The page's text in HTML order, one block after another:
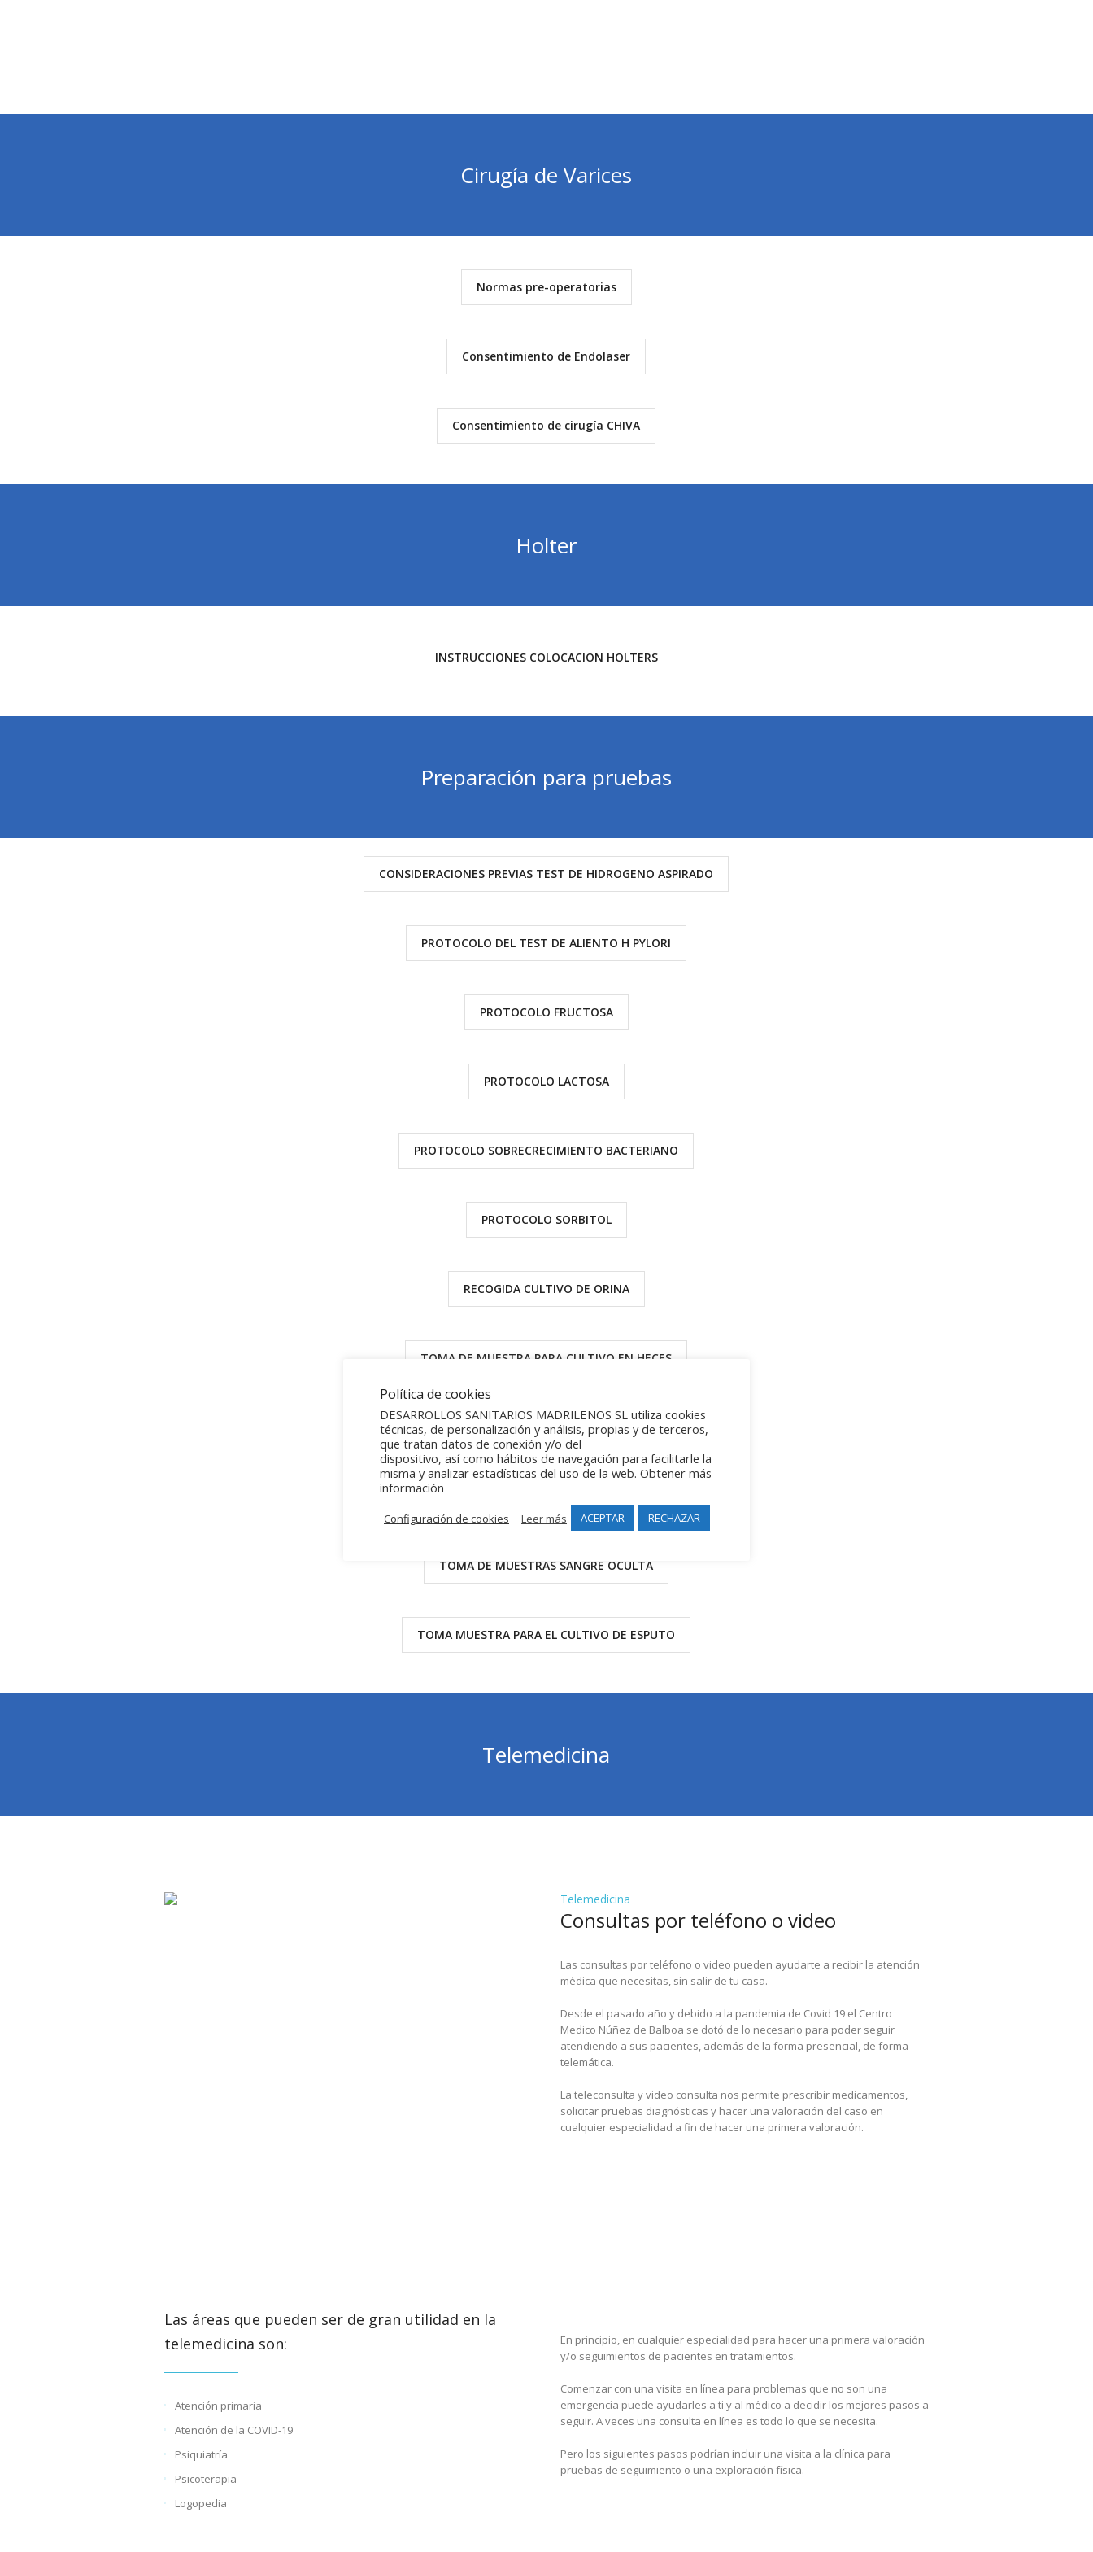
Cirugía de Varices
Normas pre-operatorias
Consentimiento de Endolaser
Consentimiento de cirugía CHIVA
Holter
INSTRUCCIONES COLOCACION HOLTERS
Preparación para pruebas
CONSIDERACIONES PREVIAS TEST DE HIDROGENO ASPIRADO
PROTOCOLO DEL TEST DE ALIENTO H PYLORI
PROTOCOLO FRUCTOSA
PROTOCOLO LACTOSA
PROTOCOLO SOBRECRECIMIENTO BACTERIANO
PROTOCOLO SORBITOL
RECOGIDA CULTIVO DE ORINA
TOMA DE MUESTRA PARA CULTIVO EN HECES
TOMA DE MUESTRAS PARASITOS EN HECES
TOMA DE MUESTRAS SANGRE OCULTA
TOMA MUESTRA PARA EL CULTIVO DE ESPUTO
Telemedicina
Telemedicina
Consultas por teléfono o video
Las consultas por teléfono o video pueden ayudarte a recibir la atención
médica que necesitas, sin salir de tu casa.
Desde el pasado año y debido a la pandemia de Covid 19 el Centro
Medico Núñez de Balboa se dotó de lo necesario para poder seguir
atendiendo a sus pacientes, además de la forma presencial, de forma
telemática.
La teleconsulta y video consulta nos permite prescribir medicamentos,
solicitar pruebas diagnósticas y hacer una valoración del caso en
cualquier especialidad a fin de hacer una primera valoración.
Las áreas que pueden ser de gran utilidad en la
telemedicina son:
Atención primaria
Atención de la COVID-19
Psiquiatría
Psicoterapia
Logopedia
En principio, en cualquier especialidad para hacer una primera valoración
y/o seguimientos de pacientes en tratamientos.
Comenzar con una visita en línea para problemas que no son una
emergencia puede ayudarles a ti y al médico a decidir los mejores pasos a
seguir. A veces una consulta en línea es todo lo que se necesita.
Pero los siguientes pasos podrían incluir una visita a la clínica para
pruebas de seguimiento o una exploración física.
Política de cookies
DESARROLLOS SANITARIOS MADRILEÑOS SL utiliza cookies
técnicas, de personalización y análisis, propias y de terceros,
que tratan datos de conexión y/o del
dispositivo, así como hábitos de navegación para facilitarle la
misma y analizar estadísticas del uso de la web. Obtener más
información
Configuración de cookies Leer más ACEPTAR RECHAZAR